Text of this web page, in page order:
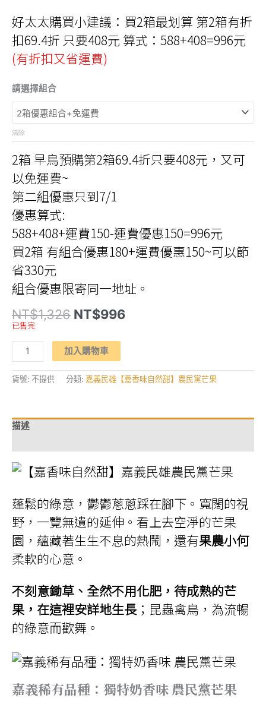
好太太購買小建議：買2箱最划算 第2箱有折
扣69.4折 只要408元 算式：588+408=996元
(有折扣又省運費)
請選擇組合
清除
2箱 早鳥預購第2箱69.4折只要408元，又可
以免運費~
第二組優惠只到7/1
優惠算式:
588+408+運費150-運費優惠150=996元
買2箱 有組合優惠180+運費優惠150~可以節
省330元
組合優惠限寄同一地址。
NT$1,326 原
始
格：
NT$1,326。
NT$996目
前
已售完
【嘉
味
自
然
甜】
雄
「農
芒
果」
(5
數
量
加入購物車
貨號: 不提供 分類: 嘉義民雄【嘉香味自然甜】農民黨芒果
描述
蓬鬆的綠意，鬱鬱蔥蔥踩在腳下。寬闊的視
野，一覽無遺的延伸。看上去空淨的芒果
園，蘊藏著生生不息的熱鬧，還有果農小何
柔軟的心意。
不刻意鋤草、全然不用化肥，待成熟的芒
果，在這裡安詳地生長；昆蟲禽鳥，為流暢
的綠意而歡舞。
嘉義稀有品種：獨特奶香味 農民黨芒果